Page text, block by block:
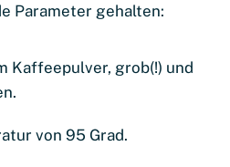
Parameter gehalten:
Kaffeepulver, grob(!) und
von 95 Grad.